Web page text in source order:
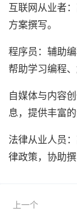
互联网从业者
方案撰写。
程序员：辅助
帮助学习编程
自媒体与内容
息，提供丰富的
法律从业人员
律政策，协助
上一个